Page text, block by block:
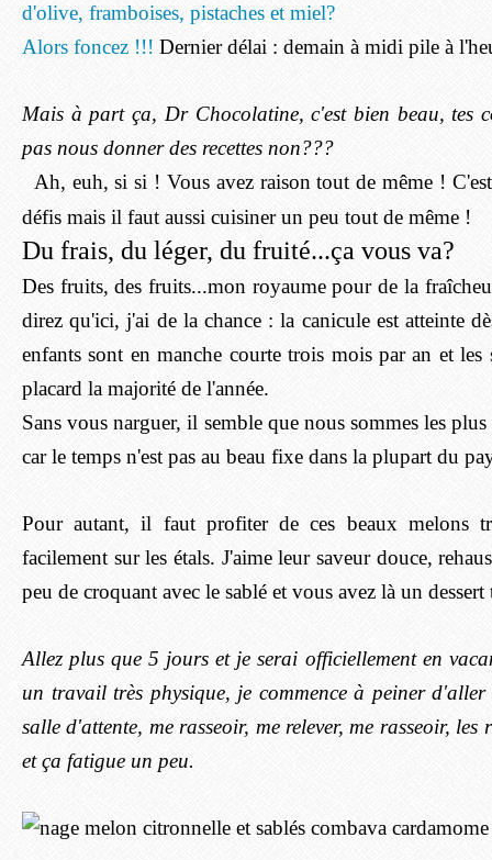
d'olive, framboises, pistaches et miel?
Alors foncez !!! Dernier délai : demain à midi pile à
Mais à part ça, Dr Chocolatine, c'est bien beau, tes
pas nous donner des recettes non???
Ah, euh, si si ! Vous avez raison tout de même !
défis mais il faut aussi cuisiner un peu tout de même !
Du frais, du léger, du fruité...ça vous va?
Des fruits, des fruits...mon royaume pour de la
direz qu'ici, j'ai de la chance : la canicule est atteinte
enfants sont en manche courte trois mois par an et les
placard la majorité de l'année.
Sans vous narguer, il semble que nous sommes les
car le temps n'est pas au beau fixe dans la plupart du
Pour autant, il faut profiter de ces beaux melons
facilement sur les étals. J'aime leur saveur douce,
peu de croquant avec le sablé et vous avez là un
Allez plus que 5 jours et je serai officiellement en
un travail très physique, je commence à peiner d'aller
salle d'attente, me rasseoir, me relever, me rasseoir,
et ça fatigue un peu.